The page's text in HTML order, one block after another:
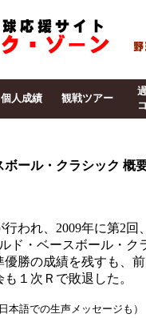
個人成績 観戦ツアー
ボール・クラシック 概
行われ、2009年に第2
ド・ベースボール・ク
優勝の成績を残すも、
１次Ｒで敗退した。
本語での生声メッセージも）